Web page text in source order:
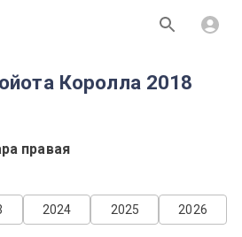
Королла 2018
правая
2026
2025
2024